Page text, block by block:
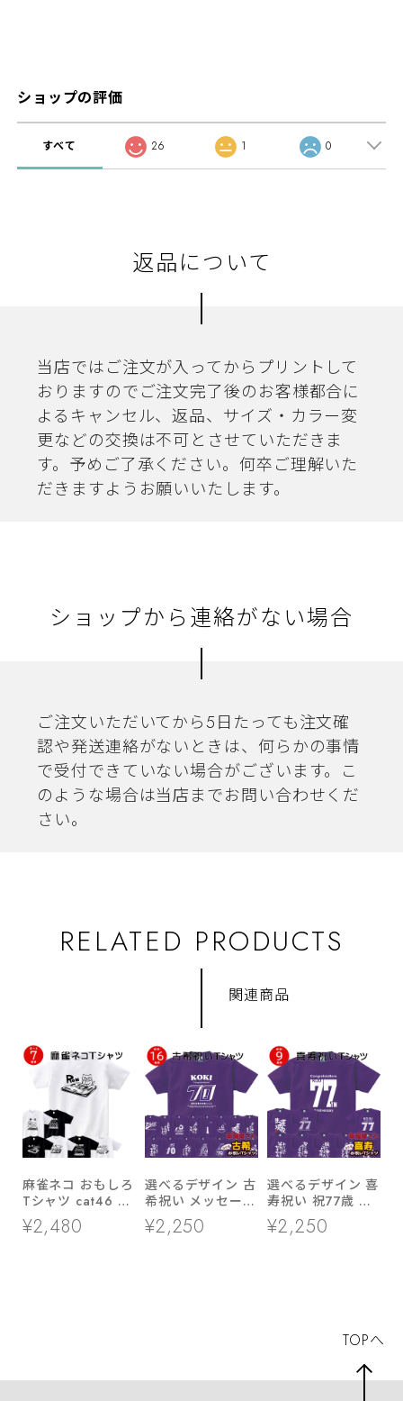
ショップの評価
すべて 26 1 0
返品について
当店ではご注文が入ってからプリントして
おりますのでご注文完了後のお客様都合に
よるキャンセル、返品、サイズ・カラー変
更などの交換は不可とさせていただきま
す。予めご了承ください。何卒ご理解いた
だきますようお願いいたします。
ショップから連絡がない場合
ご注文いただいてから5日たっても注文確
認や発送連絡がないときは、何らかの事情
で受付できていない場合がございます。こ
のような場合は当店までお問い合わせくだ
さい。
RELATED PRODUCTS
関連商品
麻雀ネコ おもしろ
Tシャツ cat46 国
士無双 緑一色 大
三元 九連宝燈 ロ
¥2,480
選べるデザイン 古
希祝い メッセージ
tシャツ ms70 プ
レゼント 全16種
¥2,250
選べるデザイン 喜
寿祝い 祝77歳 メ
ッセージTシャツ
ms107 七十七歳の
¥2,250
TOPへ